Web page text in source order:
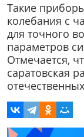
Такие
колебания с
для точного
параметров
Отмечается,
саратовская